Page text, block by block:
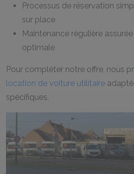
Processus de réservation
sur place
Maintenance régulière
optimale
Pour compléter notre offre, nous
location de voiture utilitaire
spécifiques.